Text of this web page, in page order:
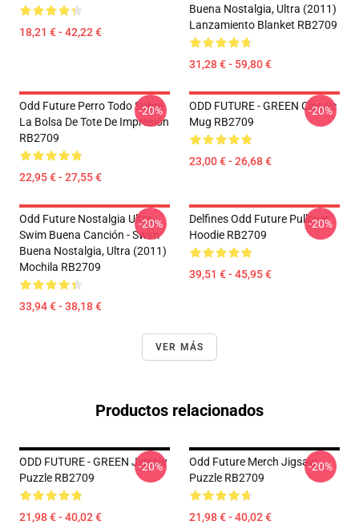
18,21 € - 42,22 €
Buena Nostalgia, Ultra (2011)
Lanzamiento Blanket RB2709
31,28 € - 59,80 €
Odd Future Perro Todo Sobre
La Bolsa De Tote De Impresión
RB2709
22,95 € - 27,55 €
-20%
ODD FUTURE - GREEN Classic
Mug RB2709
23,00 € - 26,68 €
-20%
Odd Future Nostalgia Ultra -
Swim Buena Canción - Swim
Buena Nostalgia, Ultra (2011)
Mochila RB2709
33,94 € - 38,18 €
-20%
Delfines Odd Future Pullover
Hoodie RB2709
39,51 € - 45,95 €
-20%
VER MÁS
Productos relacionados
ODD FUTURE - GREEN Jigsaw
Puzzle RB2709
21,98 € - 40,02 €
-20%
Odd Future Merch Jigsaw
Puzzle RB2709
21,98 € - 40,02 €
-20%